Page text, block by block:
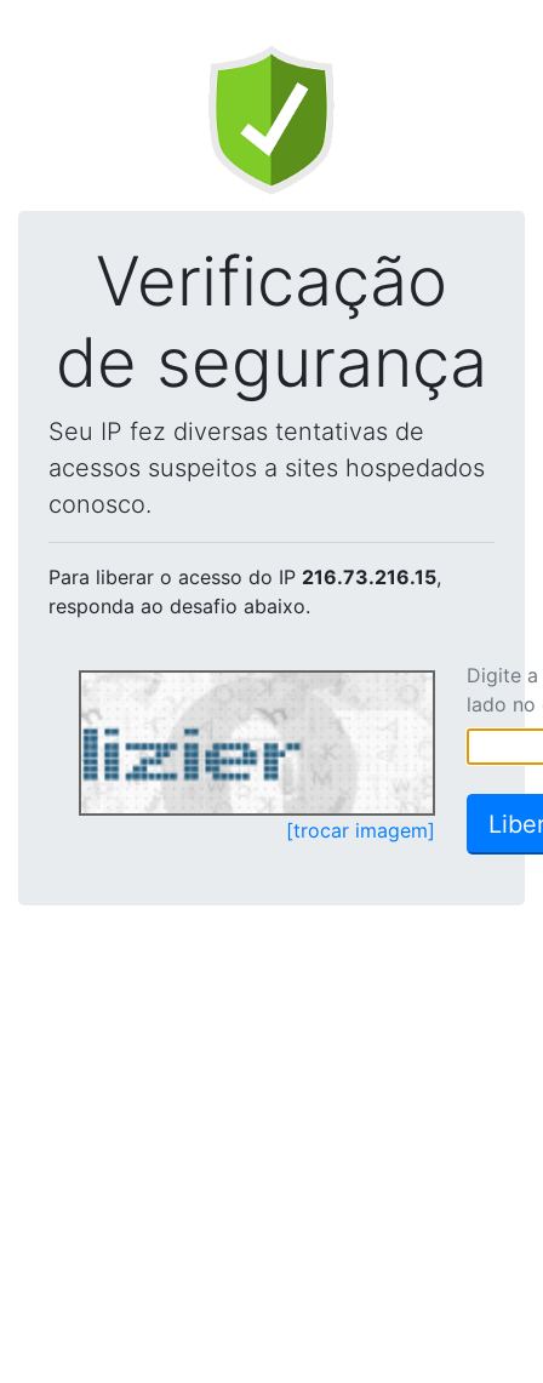
Verificação
de segurança
Seu IP fez diversas tentativas de
acessos suspeitos a sites hospedados
conosco.
Para liberar o acesso do IP 216.73.216.15,
responda ao desafio abaixo.
[trocar imagem]
Digite
lado no